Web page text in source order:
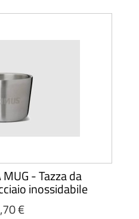
- Tazza da
inossidabile
€